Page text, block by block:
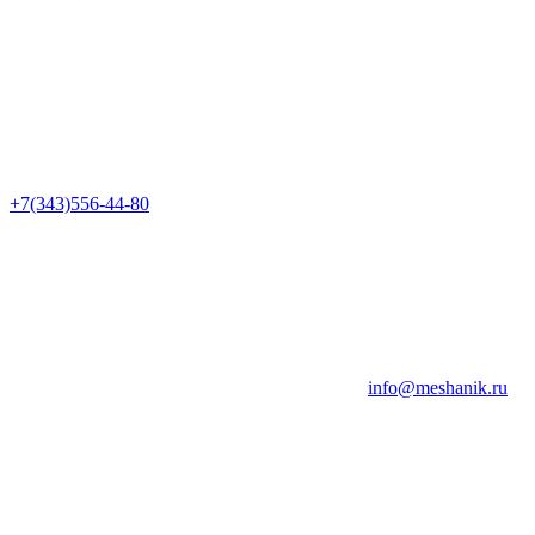
+7(343)556-44-80
info@meshanik.ru